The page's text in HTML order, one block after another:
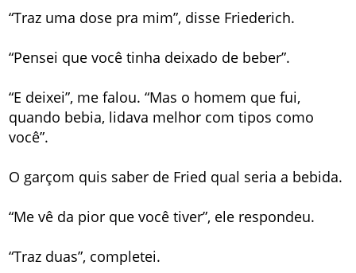
“Traz uma dose pra mim”, disse Friederich.
“Pensei que você tinha deixado de beber”.
“E deixei”, me falou. “Mas o homem que fui,
quando bebia, lidava melhor com tipos como
você”.
O garçom quis saber de Fried qual seria a bebida.
“Me vê da pior que você tiver”, ele respondeu.
“Traz duas”, completei.